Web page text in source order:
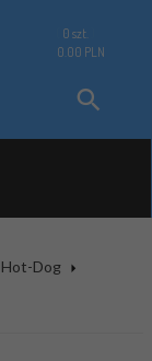
0 szt.
0.00 PLN
Hot-Dog